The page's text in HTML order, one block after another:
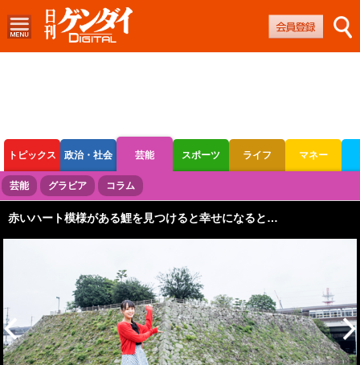
トピックス 政治・社会 芸能 スポーツ ライフ マネー
ボートレース 競輪 オートレース
芸能 グラビア コラム
赤いハート模様がある鯉を見つけると幸せになると…